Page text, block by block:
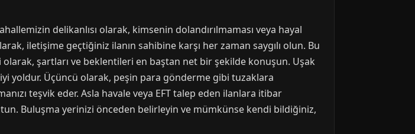
delikanlısı olarak, kimsenin dolandırılmaması veya hayal
iletişime geçtiğiniz ilanın sahibine karşı her zaman saygılı olun. Bu
şartları ve beklentileri en baştan net bir şekilde konuşun. Uşak
yoldur. Üçüncü olarak, peşin para gönderme gibi tuzaklara
teşvik eder. Asla havale veya EFT talep eden ilanlara itibar
Buluşma yerinizi önceden belirleyin ve mümkünse kendi bildiğiniz,